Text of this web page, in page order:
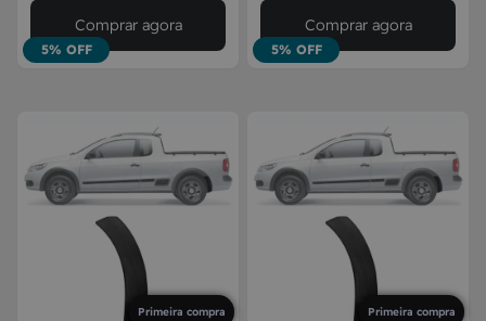
5% OFF
Comprar agora
5% OFF
Comprar agora
Primeira compra Primeira compra